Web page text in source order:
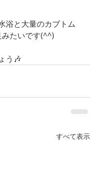
浴と大量のカブトム
たいです(^^)
う🎶
すべて表示